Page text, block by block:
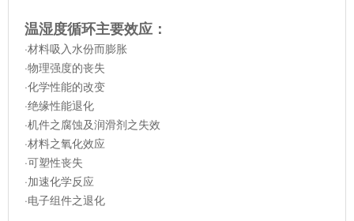
温湿度循环主要效应：
·材料吸入水份而膨胀
·物理强度的丧失
·化学性能的改变
·绝缘性能退化
·机件之腐蚀及润滑剂之失效
·材料之氧化效应
·可塑性丧失
·加速化学反应
·电子组件之退化